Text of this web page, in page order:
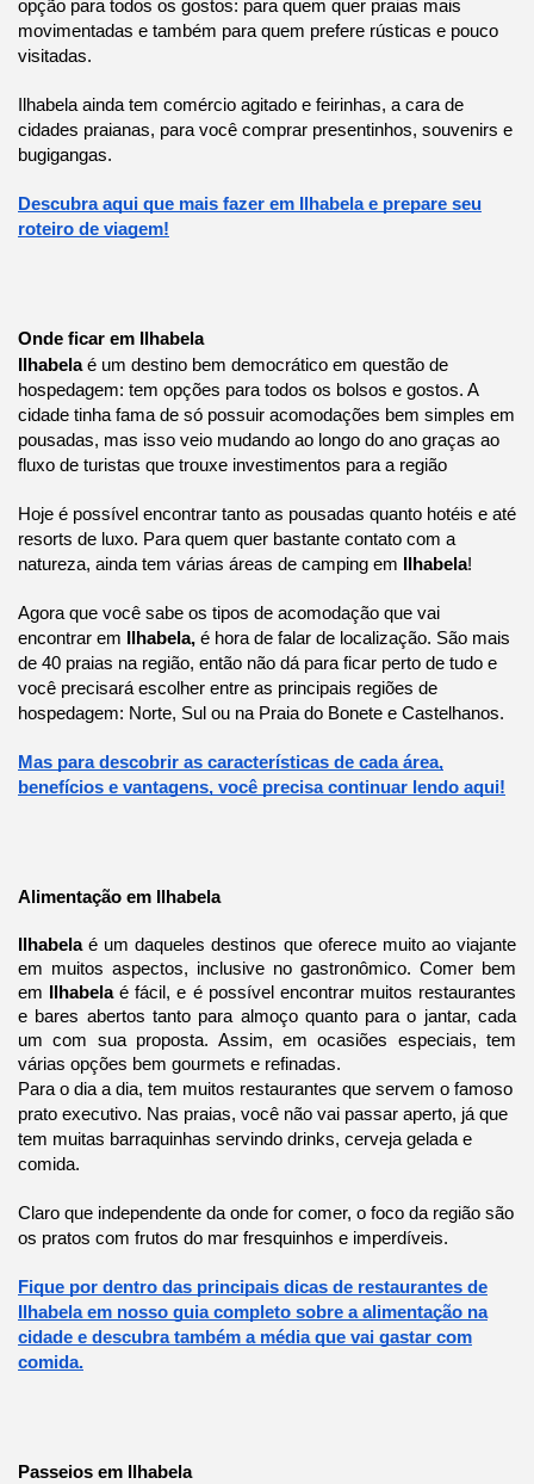
opção para todos os gostos: para quem quer praias mais
movimentadas e também para quem prefere rústicas e pouco
visitadas.
Ilhabela ainda tem comércio agitado e feirinhas, a cara de
cidades praianas, para você comprar presentinhos, souvenirs e
bugigangas.
Descubra aqui que mais fazer em Ilhabela e prepare seu
roteiro de viagem!
Onde ficar em Ilhabela
Ilhabelaé um destino bem democrático em questão de
hospedagem: tem opções para todos os bolsos e gostos. A
cidade tinha fama de só possuir acomodações bem simples em
pousadas, mas isso veio mudando ao longo do ano graças ao
fluxo de turistas que trouxe investimentos para a região
Hoje é possível encontrar tanto as pousadas quanto hotéis e até
resorts de luxo. Para quem quer bastante contato com a
natureza, ainda tem várias áreas de camping em
Ilhabela!
Agora que você sabe os tipos de acomodação que vai
encontrar em
Ilhabela, é hora de falar de localização. São mais
de 40 praias na região, então não dá para ficar perto de tudo e
você precisará escolher entre as principais regiões de
hospedagem: Norte, Sul ou na Praia do Bonete e Castelhanos.
Mas para descobrir as características de cada área,
benefícios e vantagens, você precisa continuar lendo aqui!
Alimentação em Ilhabela
Ilhabelaé um daqueles destinos que oferece muito ao viajante
em muitos aspectos, inclusive no gastronômico. Comer bem
em
Ilhabelaé fácil, e é possível encontrar muitos restaurantes
e bares abertos tanto para almoço quanto para o jantar, cada
um com sua proposta. Assim, em ocasiões especiais, tem
várias opções bem gourmets e refinadas.
Para o dia a dia, tem muitos restaurantes que servem o famoso
prato executivo. Nas praias, você não vai passar aperto, já que
tem muitas barraquinhas servindo drinks, cerveja gelada e
comida.
Claro que independente da onde for comer, o foco da região são
os pratos com frutos do mar fresquinhos e imperdíveis.
Fique por dentro das principais dicas de restaurantes de
Ilhabela em nosso guia completo sobre a alimentação na
cidade e descubra também a média que vai gastar com
comida.
Passeios em Ilhabela